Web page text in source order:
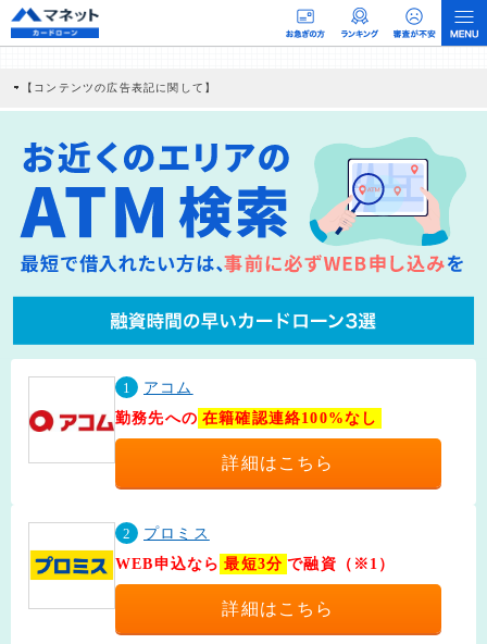
【コンテンツの広告表記に関して】
社に対して企業から紹介報酬が支払われるという収益モデルです。 ただし、特定の
商品を根拠なくPRするものではなく、当編集部の調査／ユーザーへの口コミ収集な
どに基づき、公平性を担保した情報提供を行っています。
>提携企業一覧
1
アコム
勤務先への 在籍確認連絡100%なし
詳細はこちら
2
プロミス
WEB申込なら 最短3分 で融資（※1）
詳細はこちら